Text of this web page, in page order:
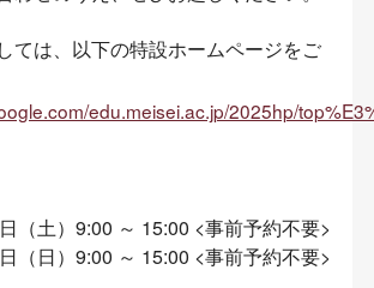
ては、以下の特設ホームページをご
edu.meisei.ac.jp/2025hp/
（土）9:00 ～ 15:00 <事前予約不要>
）9:00 ～ 15:00 <事前予約不要>